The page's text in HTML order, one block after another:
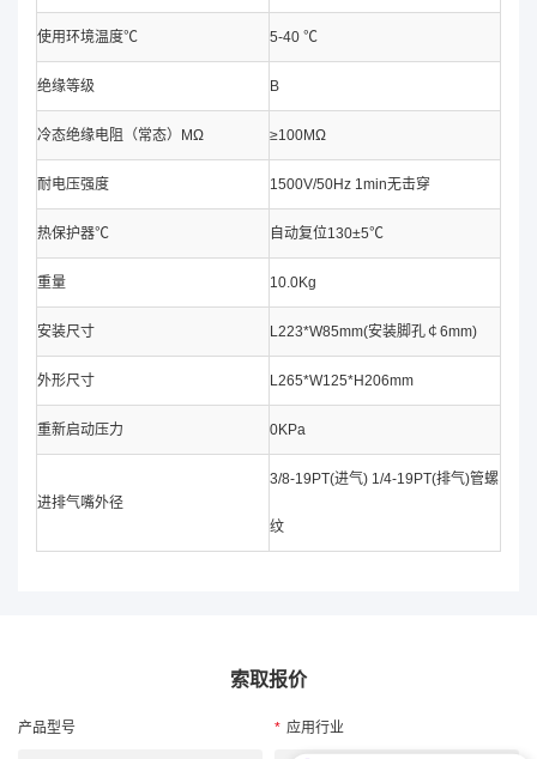
使用环境温度℃ 5-40 ℃
绝缘等级 B
冷态绝缘电阻（常态）MΩ ≥100MΩ
耐电压强度 1500V/50Hz 1min无击穿
热保护器℃ 自动复位130±5℃
重量 10.0Kg
安装尺寸 L223*W85mm(安装脚孔￠6mm)
外形尺寸 L265*W125*H206mm
重新启动压力 0KPa
进排气嘴外径
3/8-19PT(进气) 1/4-19PT(排气)管螺
纹
索取报价
产品型号 * 应用行业